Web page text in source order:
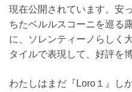
現在公開されています。安
ちたベルルスコーニを巡る
に、ソレンティーノらしく
タイルで表現して、好評を
わたしはまだ『Loro１』し